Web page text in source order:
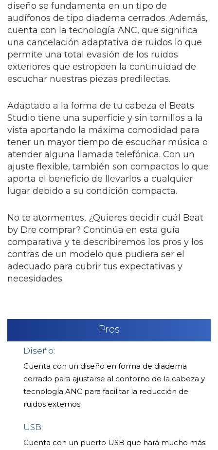
diseño se fundamenta en un tipo de
audífonos de tipo diadema cerrados. Además,
cuenta con la tecnología ANC, que significa
una cancelación adaptativa de ruidos lo que
permite una total evasión de los ruidos
exteriores que estropeen la continuidad de
escuchar nuestras piezas predilectas.
Adaptado a la forma de tu cabeza el Beats
Studio tiene una superficie y sin tornillos a la
vista aportando la máxima comodidad para
tener un mayor tiempo de escuchar música o
atender alguna llamada telefónica. Con un
ajuste flexible, también son compactos lo que
aporta el beneficio de llevarlos a cualquier
lugar debido a su condición compacta.
No te atormentes, ¿Quieres decidir cuál Beat
by Dre comprar? Continúa en esta guía
comparativa y te describiremos los pros y los
contras de un modelo que pudiera ser el
adecuado para cubrir tus expectativas y
necesidades.
Pros
Diseño:
Cuenta con un diseño en forma de diadema
cerrado para ajustarse al contorno de la cabeza y
tecnología ANC para facilitar la reducción de
ruidos externos.
USB:
Cuenta con un puerto USB que hará mucho más